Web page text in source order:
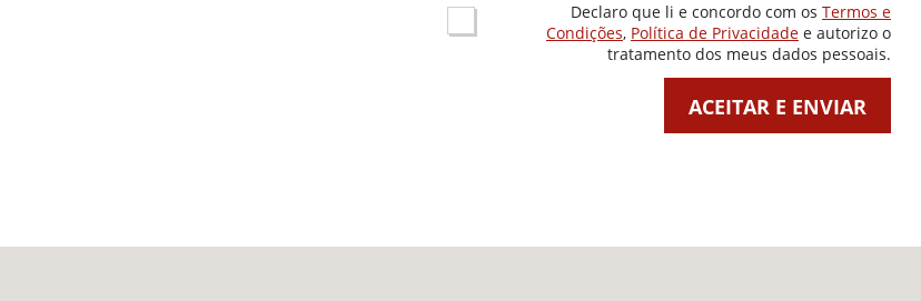
Declaro que li e concordo com os Termos e
Condições, Política de Privacidadee autorizo o
tratamento dos meus dados pessoais.
ACEITAR E ENVIAR